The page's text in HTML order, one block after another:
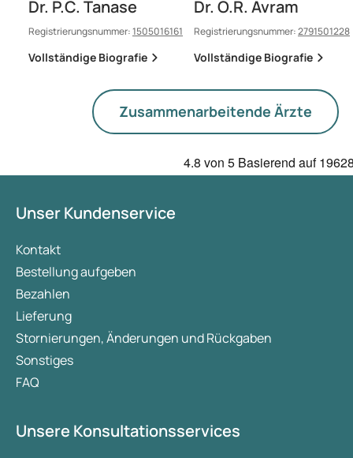
Dr. P.C. Tanase
Registrierungsnummer:1505016161
Vollständige Biografie
Dr. O.R. Avram
Registrierungsnummer:2791501228
Vollständige Biografie
Zusammenarbeitende Ärzte
4.8 von 5 Basierend auf
Unser Kundenservice
Kontakt
Bestellung aufgeben
Bezahlen
Lieferung
Stornierungen, Änderungen und Rückgaben
Sonstiges
FAQ
Unsere Konsultationsservices